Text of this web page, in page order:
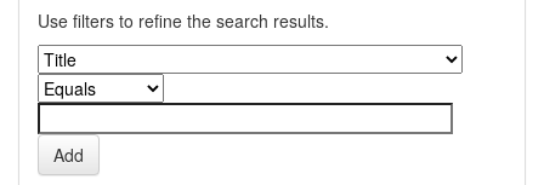
Use filters to refine the search results.